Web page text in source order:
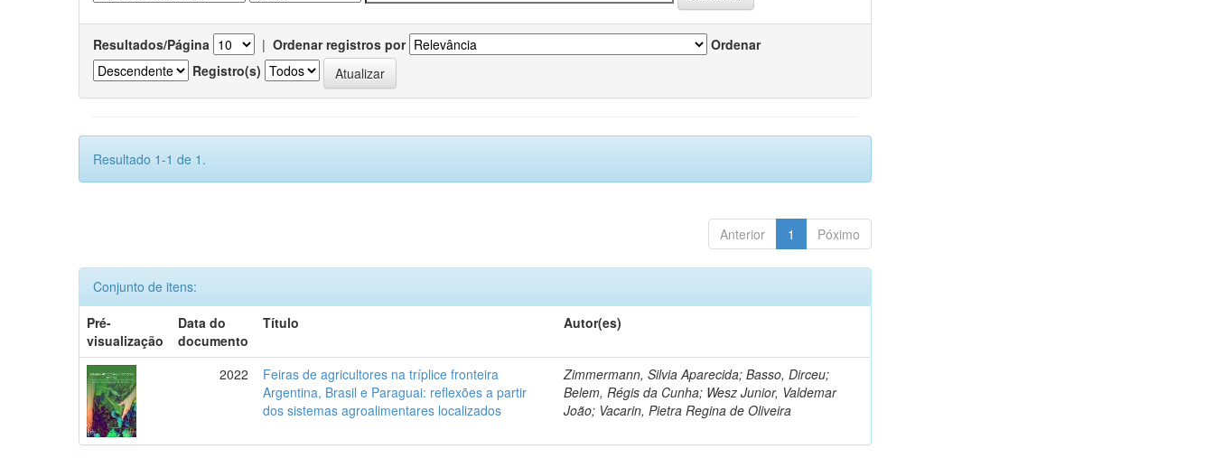
Resultados/Página | Ordenar registros por
Ordenar
Registro(s)
Resultado 1-1 de 1.
Anterior 1 Póximo
Conjunto de itens:
Pré-
visualização
Data do
documento
Título Autor(es)
2022
Feiras de agricultores na tríplice fronteira
Argentina, Brasil e Paraguai: reflexões a partir
dos sistemas agroalimentares localizados
Zimmermann, Silvia Aparecida; Basso, Dirceu;
Belem, Régis da Cunha; Wesz Junior, Valdemar
João; Vacarin, Pietra Regina de Oliveira